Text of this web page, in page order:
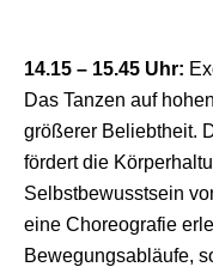
14.15 – 15.45 Uhr:
Das Tanzen auf
größerer Beliebtheit.
fördert die
Selbstbewusstsein
eine Choreografie
Bewegungsabläufe,